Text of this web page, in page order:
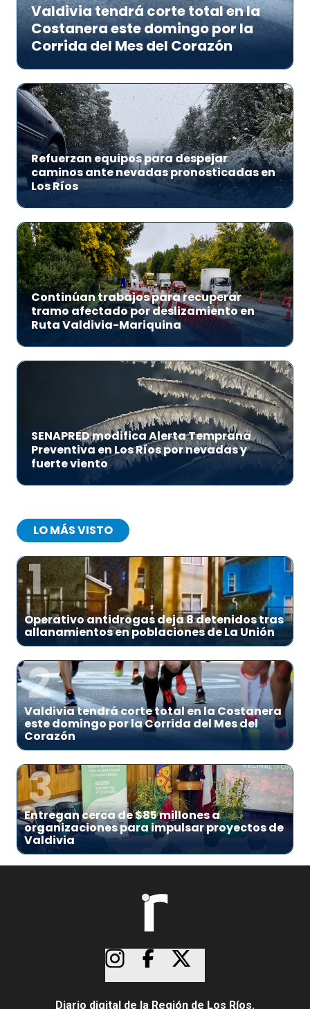
Valdivia tendrá corte total en la
Costanera este domingo por la
Corrida del Mes del Corazón
Refuerzan equipos para despejar
caminos ante nevadas pronosticadas en
Los Ríos
Continúan trabajos para recuperar
tramo afectado por deslizamiento en
Ruta Valdivia-Mariquina
SENAPRED modifica Alerta Temprana
Preventiva en Los Ríos por nevadas y
fuerte viento
LO MÁS VISTO
1
Operativo antidrogas deja 8 detenidos tras
allanamientos en poblaciones de La Unión
2
Valdivia tendrá corte total en la Costanera
este domingo por la Corrida del Mes del
Corazón
3
Entregan cerca de $85 millones a
organizaciones para impulsar proyectos de
Valdivia
Diario digital de la Región de Los Ríos.